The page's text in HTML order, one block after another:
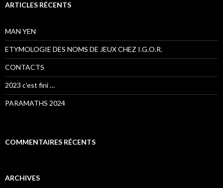
ARTICLES RÉCENTS
MAN YEN
ETYMOLOGIE DES NOMS DE JEUX CHEZ I.G.O.R.
CONTACTS
2023 c’est fini …
PARAMATHS 2024
COMMENTAIRES RÉCENTS
ARCHIVES